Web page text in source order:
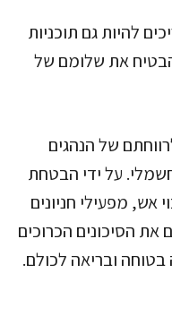
להיות גם תוכניות
את שלומם של
של הנהגים
על ידי הבטחת
אש, מפעילי חניונים
את הסיכונים הכרוכים
ובריאה לכולם.